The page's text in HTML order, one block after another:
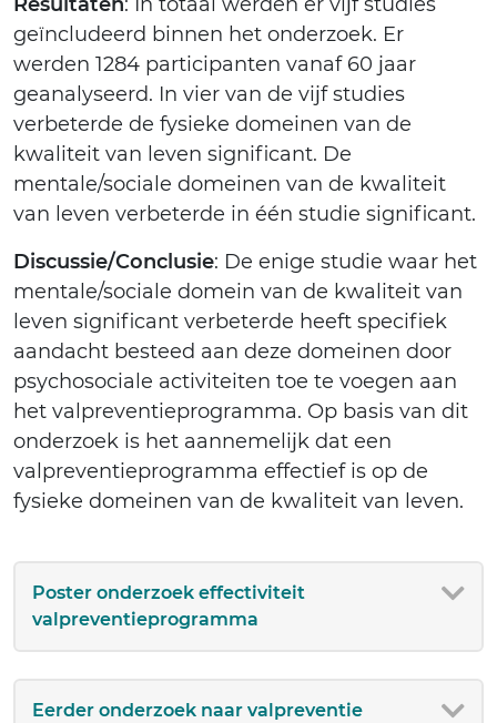
geïncludeerd binnen het onderzoek. Er
werden 1284 participanten vanaf 60 jaar
geanalyseerd. In vier van de vijf studies
verbeterde de fysieke domeinen van de
kwaliteit van leven significant. De
mentale/sociale domeinen van de kwaliteit
van leven verbeterde in één studie significant.
Discussie/Conclusie: De enige studie waar het
mentale/sociale domein van de kwaliteit van
leven significant verbeterde heeft specifiek
aandacht besteed aan deze domeinen door
psychosociale activiteiten toe te voegen aan
het valpreventieprogramma. Op basis van dit
onderzoek is het aannemelijk dat een
valpreventieprogramma effectief is op de
fysieke domeinen van de kwaliteit van leven.
Poster onderzoek effectiviteit
valpreventieprogramma
Eerder onderzoek naar valpreventie